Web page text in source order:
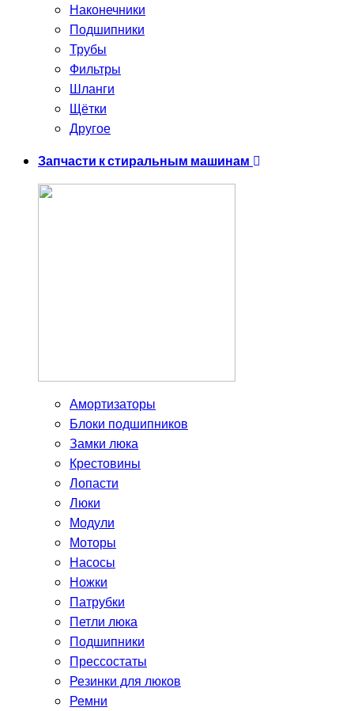
Наконечники
Подшипники
Трубы
Фильтры
Шланги
Щётки
Другое
Запчасти к стиральным машинам
Амортизаторы
Блоки подшипников
Замки люка
Крестовины
Лопасти
Люки
Модули
Моторы
Насосы
Ножки
Патрубки
Петли люка
Подшипники
Прессостаты
Резинки для люков
Ремни